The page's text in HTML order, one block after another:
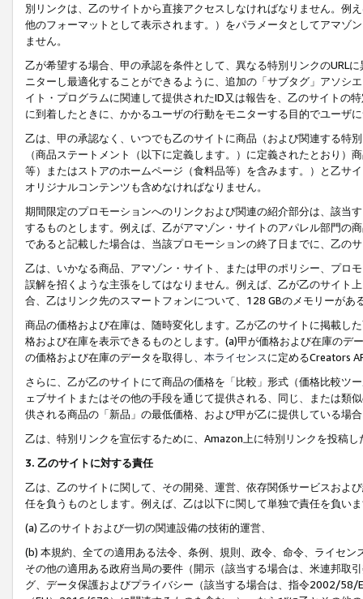
別リンクは、乙のサイトから直接アクセスしなければなりません。例
他のフォーマットとして表示されます。）をパラメータとしてアマゾ
ません。
乙が希望する場合、甲の承認を条件として、異なる特別リンクのURL
ニターし最適化することができるように、追加の「サブタグ」アソシ
イト・プログラムに関連して提供されたID又は報告を、乙のサイトの
に到着したときに、かかるユーザの行動をモニターする目的でユーザ
乙は、甲の承認なく、いつでも乙のサイトに商品（および関連する特
（商品ステートメント（以下に定義します。）に定義されたとおり
等）またはストアのホームページ（食料品等）を含みます。）と乙サ
オリジナルコンテンツも含めなければなりません。
期間限定のプロモーションへのリンクおよび関連の紹介部分は、該当
するものとします。例えば、乙がアマゾン・サイトのアパレル部門の
であると記載した場合は、当該プロモーションの終了日までに、乙の
乙は、いかなる商品、アマゾン・サイト、または甲のポリシー、プロ
誤解を招くような主張をしてはなりません。例えば、乙が乙のサイト
合、乙はリンク先のスマートフォンについて、128 GBのメモリーがあ
商品の価格および在庫は、随時変化します。乙が乙のサイトに掲載し
格および在庫を表示できるものとします。(a)甲が価格および在庫の
の価格および在庫のデータを取得し、 本ライセンスに定めるCreators
さらに、乙が乙のサイトにて商品の価格を「比較」形式（価格比較ツ
ェブサイトまたはその他の手段を通じて提供される、同じ、または類
供される商品の「新品」の最低価格、および甲が乙に提供している場
乙は、特別リンクを宣伝するために、Amazon上に特別リンクを投稿
3. 乙のサイトに対する責任
乙は、乙のサイトに関して、その開発、運営、依存関係サービスおよ
任を負うものとします。例えば、乙は以下に関して単独で責任を負い
(a) 乙のサイトおよび一切の関連設備の技術的運営、
(b) 本規約、全ての適用ある法令、条例、規則、政令、命令、ライセ
その他の適用ある政府当局の要件（開示（該当する場合は、米連邦取
グ、データ保護およびプライバシー（該当する場合は、指令2002/58/